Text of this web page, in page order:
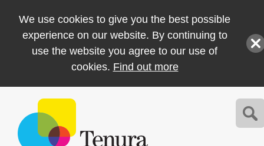
We use cookies to give you the best possible
experience on our website. By continuing to
use the website you agree to our use of
cookies. Find out more